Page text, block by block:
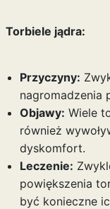
Torbiele jądra:
Przyczyny:
nagromadzenia
Objawy: Wiele
również
dyskomfort.
Leczenie:
powiększenia
być konieczne